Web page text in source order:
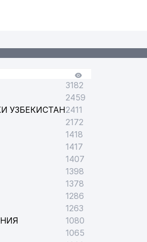
3182
2459
УЗБЕКИСТАН2411
2172
1418
1417
1407
1398
1378
1286
1263
1080
1065